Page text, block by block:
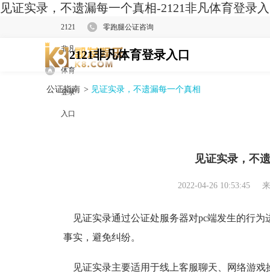
见证实录，不遗漏每一个真相-2121非凡体育登录
2121
非凡
体育
登录
入口
零跑腿公证咨询
2121非凡体育登录入口
公证指南 > 见证实录，不遗漏每一个真相
见证实录，不
2022-04-26 10:53:45
见证实录通过公证处服务器对pc端发生的行为
事实，避免纠纷。
见证实录主要适用于线上客服聊天、网络游戏